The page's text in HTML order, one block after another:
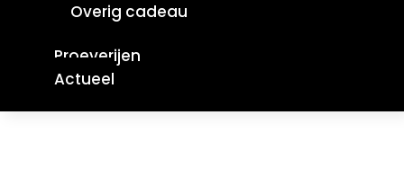
Overig cadeau
Proeverijen
Actueel